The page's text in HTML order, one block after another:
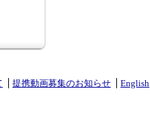
提携動画募集のお知らせ English